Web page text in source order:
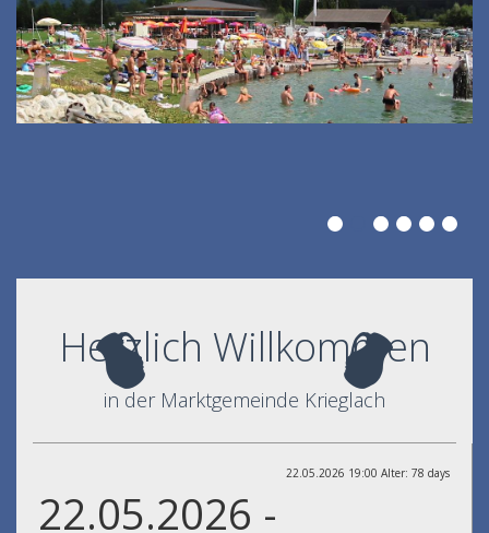
Herzlich Willkommen
in der Marktgemeinde Krieglach
22.05.2026 19:00 Alter: 78 days
22.05.2026 -